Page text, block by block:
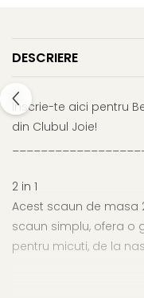
DESCRIERE
Inscrie-te aici pentru
din Clubul Joie!
2 in 1
Acest scaun de masa
scaun simplu, ofera o
pentru micuti, de la